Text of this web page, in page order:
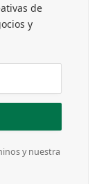
de
y
y nuestra